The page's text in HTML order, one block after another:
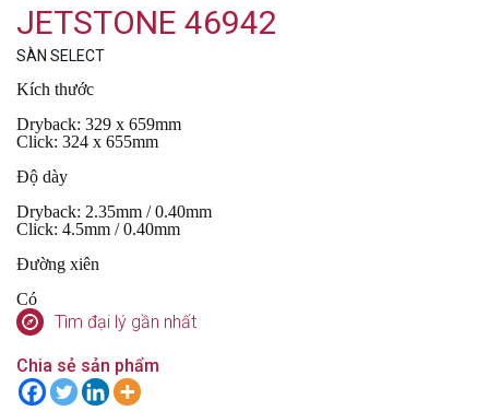
JETSTONE 46942
SÀN SELECT
Kích thước
Dryback: 329 x 659mm
Click: 324 x 655mm
Độ dày
Dryback: 2.35mm / 0.40mm
Click: 4.5mm / 0.40mm
Đường xiên
Có
Tìm đại lý gần nhất
Chia sẻ sản phẩm